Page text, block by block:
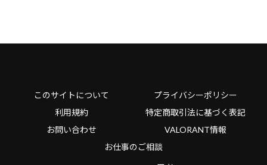
このサイトについて
プライバシーポリシー
利用規約
特定商取引法に基づく表記
お問い合わせ
VALORANT情報
お仕事のご相談